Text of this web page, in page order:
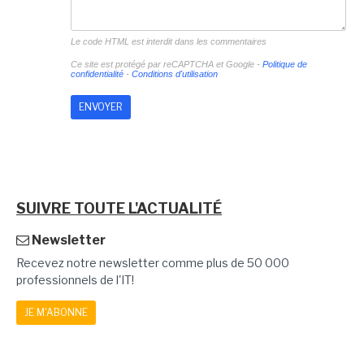
Le code HTML est interdit dans les commentaires
Ce site est protégé par reCAPTCHA et Google - Politique de
confidentialité- Conditions d'utilisation
SUIVRE TOUTE L'ACTUALITÉ
Newsletter
Recevez notre newsletter comme plus de 50 000
professionnels de l'IT!
JE M'ABONNE